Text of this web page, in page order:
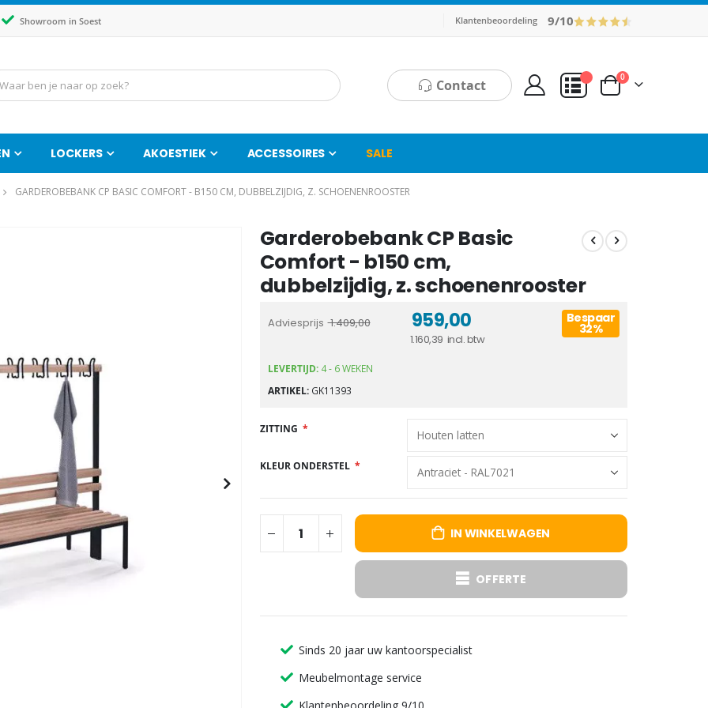
Showroom in Soest Klantenbeoordeling 9/10
Contact Cart
0producten
LOCKERS AKOESTIEK ACCESSOIRES SALE
GARDEROBEBANK CP BASIC COMFORT - B150 CM, DUBBELZIJDIG, Z. SCHOENENROOSTER
naar
begin
gallerij
Garderobebank CP Basic
Comfort - b150 cm,
dubbelzijdig, z. schoenenrooster
Adviesprijs 1.409,00
1.160,39
959,00 Bespaar
32%
LEVERTIJD: 4 - 6 WEKEN
ARTIKEL GK11393
ZITTING
KLEUR ONDERSTEL
IN WINKELWAGEN
OFFERTE
Sinds 20 jaar uw kantoorspecialist
Meubelmontage service